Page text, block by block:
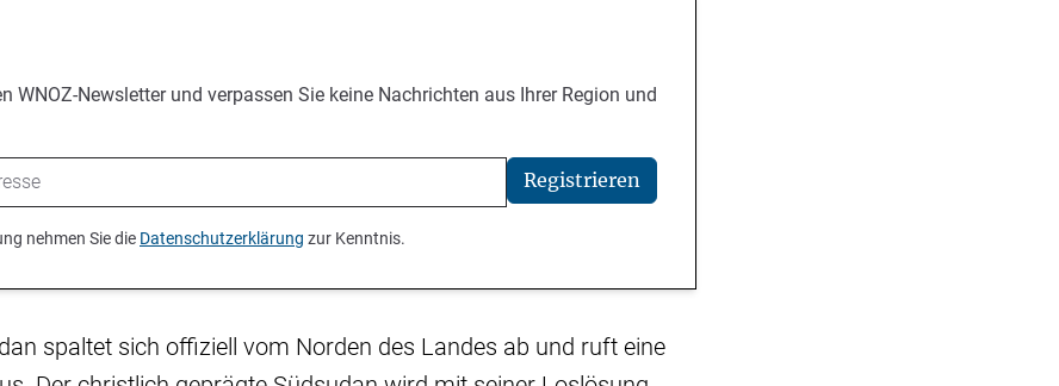
WNOZ-Newsletter und verpassen Sie keine Nachrichten aus Ihrer Region und
Registrieren
nehmen Sie die Datenschutzerklärung zur Kenntnis.
spaltet sich offiziell vom Norden des Landes ab und ruft eine